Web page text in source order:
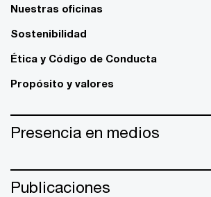
Nuestras oficinas
Sostenibilidad
Ética y Código de Conducta
Propósito y valores
Presencia en medios
Publicaciones